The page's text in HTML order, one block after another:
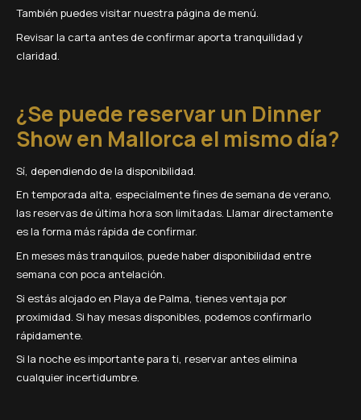
También puedes visitar nuestra página de menú.
Revisar la carta antes de confirmar aporta tranquilidad y
claridad.
¿Se puede reservar un Dinner
Show en Mallorca el mismo día?
Sí, dependiendo de la disponibilidad.
En temporada alta, especialmente fines de semana de verano,
las reservas de última hora son limitadas. Llamar directamente
es la forma más rápida de confirmar.
En meses más tranquilos, puede haber disponibilidad entre
semana con poca antelación.
Si estás alojado en Playa de Palma, tienes ventaja por
proximidad. Si hay mesas disponibles, podemos confirmarlo
rápidamente.
Si la noche es importante para ti, reservar antes elimina
cualquier incertidumbre.